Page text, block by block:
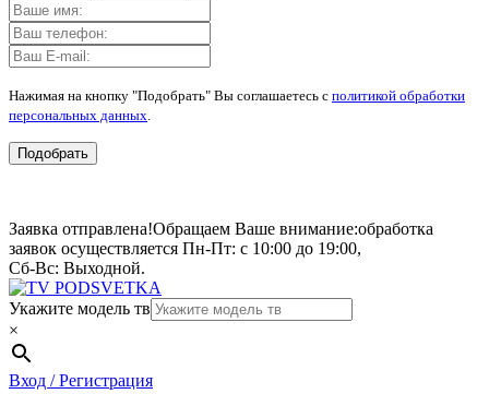
Нажимая на кнопку "Подобрать" Вы соглашаетесь с политикой обработки
персональных данных
Подобрать
Заявка отправлена!Обращаем Ваше внимание:обработка
заявок осуществляется Пн-Пт: с 10:00 до 19:00,
Сб-Вс: Выходной.
Укажите модель тв
×
Вход / Регистрация